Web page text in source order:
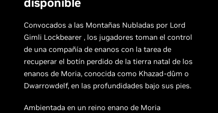
Convocados a las Montañas Nubladas por Lord
Gimli Lockbearer , los jugadores toman el control
de una compañía de enanos con la tarea de
recuperar el botín perdido de la tierra natal de los
enanos de Moria, conocida como Khazad-dûm o
Dwarrowdelf, en las profundidades bajo sus pies.
Ambientada en un reino enano de Moria